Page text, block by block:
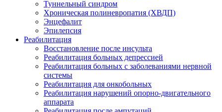
Туннельный синдром
Хроническая полиневропатия (ХВДП)
Энцефалит
Эпилепсия
Реабилитация
Восстановление после инсульта
Реабилитация больных депрессией
Реабилитация больных с заболеваниями нервной
системы
Реабилитация для онкобольных
Реабилитация нарушений опорно-двигательного
аппарата